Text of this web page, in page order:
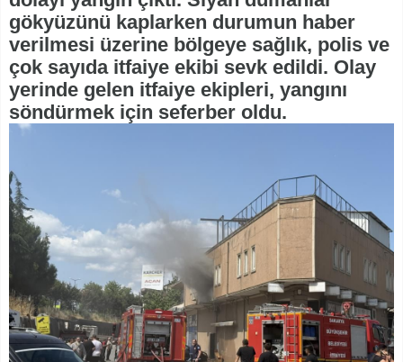
gökyüzünü kaplarken durumun haber
verilmesi üzerine bölgeye sağlık, polis ve
çok sayıda itfaiye ekibi sevk edildi. Olay
yerinde gelen itfaiye ekipleri, yangını
söndürmek için seferber oldu.